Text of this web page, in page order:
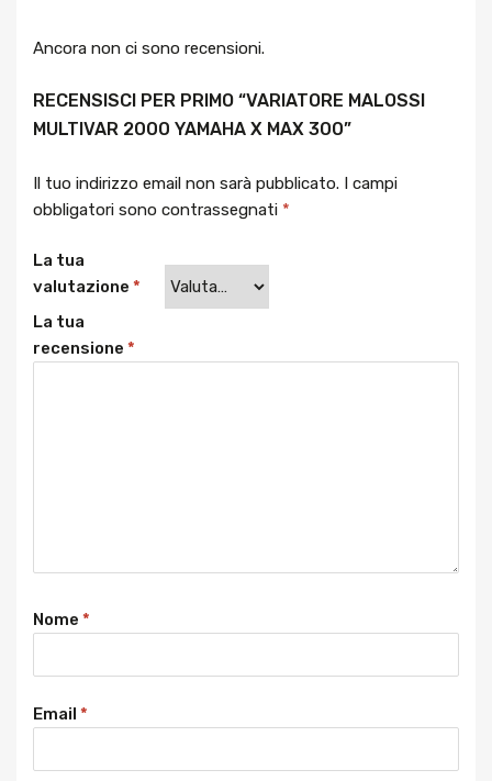
Ancora non ci sono recensioni.
RECENSISCI PER PRIMO “VARIATORE MALOSSI
MULTIVAR 2000 YAMAHA X MAX 300”
Il tuo indirizzo email non sarà pubblicato. I campi
obbligatori sono contrassegnati *
La tua
valutazione *
La tua
recensione *
Nome *
Email *